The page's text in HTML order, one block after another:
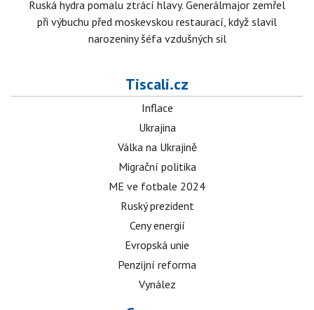
Ruská hydra pomalu ztrácí hlavy. Generálmajor zemřel
při výbuchu před moskevskou restaurací, když slavil
narozeniny šéfa vzdušných sil
Tiscali.cz
Inflace
Ukrajina
Válka na Ukrajině
Migrační politika
ME ve fotbale 2024
Ruský prezident
Ceny energií
Evropská unie
Penzijní reforma
Vynález